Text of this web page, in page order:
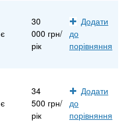
є
30
000 грн/
рік
Додати
до
порівняння
є
34
500 грн/
рік
Додати
до
порівняння